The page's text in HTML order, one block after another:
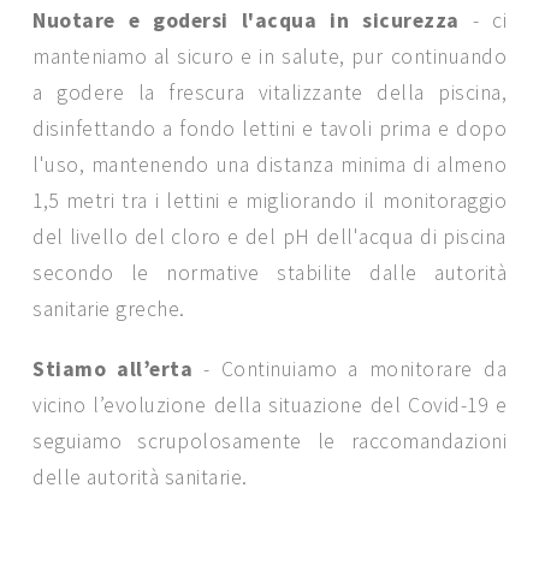
Nuotare e godersi l'acqua in sicurezza - ci
manteniamo al sicuro e in salute, pur continuando
a godere la frescura vitalizzante della piscina,
disinfettando a fondo lettini e tavoli prima e dopo
l'uso, mantenendo una distanza minima di almeno
1,5 metri tra i lettini e migliorando il monitoraggio
del livello del cloro e del pH dell'acqua di piscina
secondo le normative stabilite dalle autorità
sanitarie greche.
Stiamo all’erta - Continuiamo a monitorare da
vicino l’evoluzione della situazione del Covid-19 e
seguiamo scrupolosamente le raccomandazioni
delle autorità sanitarie.